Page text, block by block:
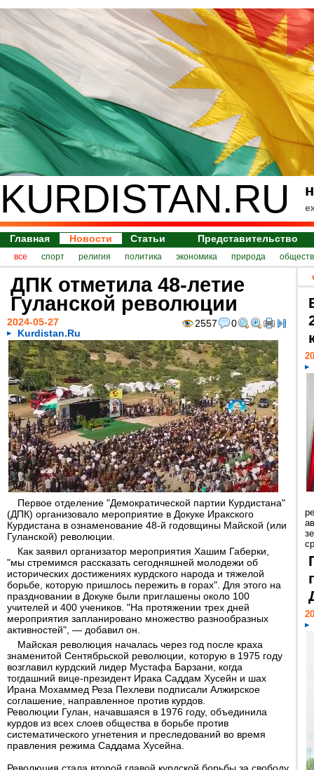
KURDISTAN.RU
Главная Новости Статьи Представительство
все спорт религия политика экономика природа
ДПК отметила 48-летие
Гуланской революции
2557 0
2024-05-27
Kurdistan.Ru
Первое отделение "Демократической партии Курдистана"
(ДПК) организовало мероприятие в Докуке Иракского
Курдистана в ознаменование 48-й годовщины Майской (или
Гуланской) революции.
Как заявил организатор мероприятия Хашим Габерки,
"мы стремимся рассказать сегодняшней молодежи об
исторических достижениях курдского народа и тяжелой
борьбе, которую пришлось пережить в горах". Для этого на
праздновании в Докуке были приглашены около 100
учителей и 400 учеников. "На протяжении трех дней
мероприятия запланировано множество разнообразных
активностей", — добавил он.
Майская революция началась через год после краха
знаменитой Сентябрьской революции, которую в 1975 году
возглавил курдский лидер Мустафа Барзани, когда
тогдашний вице-президент Ирака Саддам Хусейн и шах
Ирана Мохаммед Реза Пехлеви подписали Алжирское
соглашение, направленное против курдов.
Революции Гулан, начавшаяся в 1976 году, объединила
курдов из всех слоев общества в борьбе против
систематического угнетения и преследований во время
правления режима Саддама Хусейна.